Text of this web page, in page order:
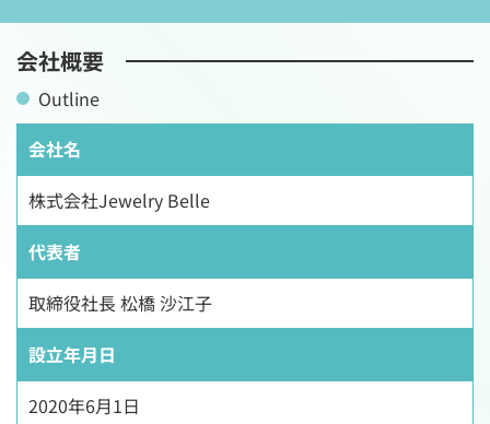
会社概要
Outline
会社名
株式会社Jewelry Belle
代表者
取締役社長 松橋 沙江子
設立年月日
2020年6月1日